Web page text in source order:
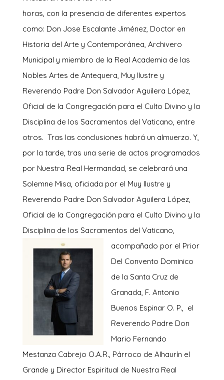
horas, con la presencia de diferentes expertos
como: Don Jose Escalante Jiménez, Doctor en
Historia del Arte y Contemporánea, Archivero
Municipal y miembro de la Real Academia de las
Nobles Artes de Antequera, Muy Ilustre y
Reverendo Padre Don Salvador Aguilera López,
Oficial de la Congregación para el Culto Divino y la
Disciplina de los Sacramentos del Vaticano, entre
otros. Tras las conclusiones habrá un almuerzo. Y,
por la tarde, tras una serie de actos programados
por Nuestra Real Hermandad, se celebrará una
Solemne Misa, oficiada por el Muy Ilustre y
Reverendo Padre Don Salvador Aguilera López,
Oficial de la Congregación para el Culto Divino y la
Disciplina de los Sacramentos del Vaticano,
acompañado por el Prior
Del Convento Dominico
de la Santa Cruz de
Granada, F. Antonio
Buenos Espinar O. P., el
Reverendo Padre Don
Mario Fernando
Mestanza Cabrejo O.A.R., Párroco de Alhaurín el
Grande y Director Espiritual de Nuestra Real